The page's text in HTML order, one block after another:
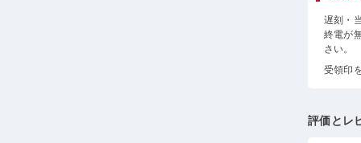
遅刻・
終電が
さい。
受領印
評価とレ